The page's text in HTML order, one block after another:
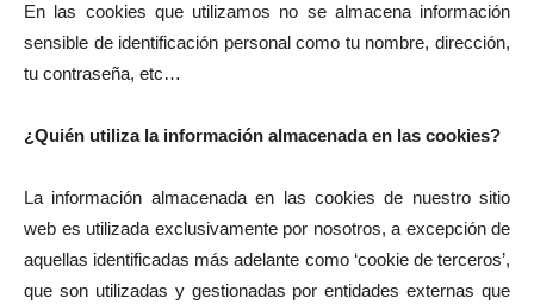
En las cookies que utilizamos no se almacena información
sensible de identificación personal como tu nombre, dirección,
tu contraseña, etc…
¿Quién utiliza la información almacenada en las cookies?
La información almacenada en las cookies de nuestro sitio
web es utilizada exclusivamente por nosotros, a excepción de
aquellas identificadas más adelante como ‘cookie de terceros’,
que son utilizadas y gestionadas por entidades externas que